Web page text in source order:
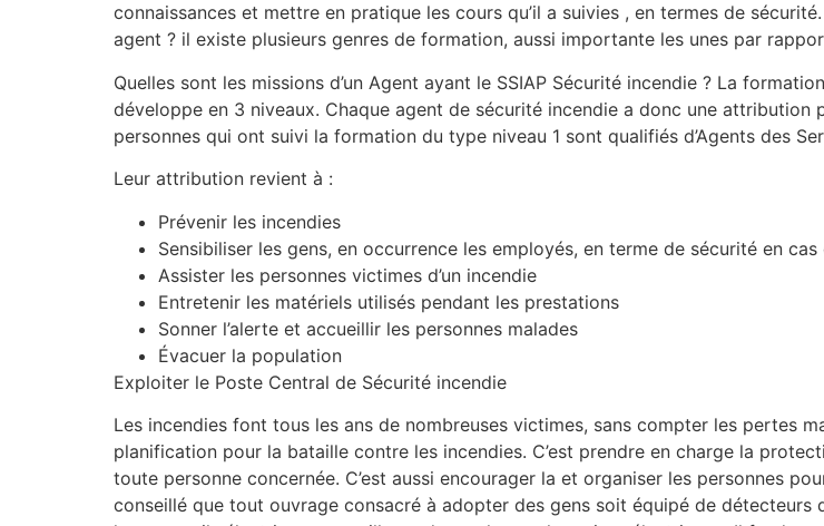
connaissances et mettre en pratique les cours qu’il a suivies , en termes de
agent ? il existe plusieurs genres de formation, aussi importante les unes par
Quelles sont les missions d’un Agent ayant le SSIAP Sécurité incendie ? La
développe en 3 niveaux. Chaque agent de sécurité incendie a donc une attribution
personnes qui ont suivi la formation du type niveau 1 sont qualifiés d’Agents des
Leur attribution revient à :
Prévenir les incendies
Sensibiliser les gens, en occurrence les employés, en terme de sécurité en cas
Assister les personnes victimes d’un incendie
Entretenir les matériels utilisés pendant les prestations
Sonner l’alerte et accueillir les personnes malades
Évacuer la population
Exploiter le Poste Central de Sécurité incendie
Les incendies font tous les ans de nombreuses victimes, sans compter les pertes
planification pour la bataille contre les incendies. C’est prendre en charge la
toute personne concernée. C’est aussi encourager la et organiser les personnes
conseillé que tout ouvrage consacré à adopter des gens soit équipé de détecteurs